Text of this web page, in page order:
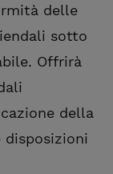
delle
sotto
Offrirà
della